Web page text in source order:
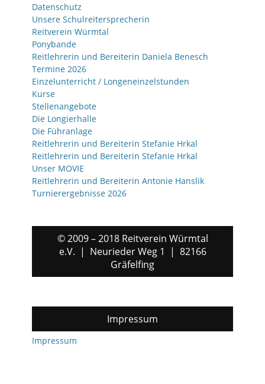
Datenschutz
Unsere Schulreitersprecherin
Reitverein Würmtal
Ponybande
Reitlehrerin und Bereiterin Daniela Benesch
Termine 2026
Einzelunterricht / Longeneinzelstunden
Kurse
Stellenangebote
Die Longierhalle
Die Führanlage
Reitlehrerin und Bereiterin Stefanie Hrkal
Reitlehrerin und Bereiterin Stefanie Hrkal
Unser MOVIE
Reitlehrerin und Bereiterin Antonie Hanslik
Turnierergebnisse 2026
© 2009 – 2018 Reitverein Würmtal
e.V. | Neurieder Weg 1 | 82166
Gräfelfing
Impressum
Impressum